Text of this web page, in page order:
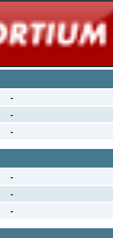
-
-
-
-
-
-